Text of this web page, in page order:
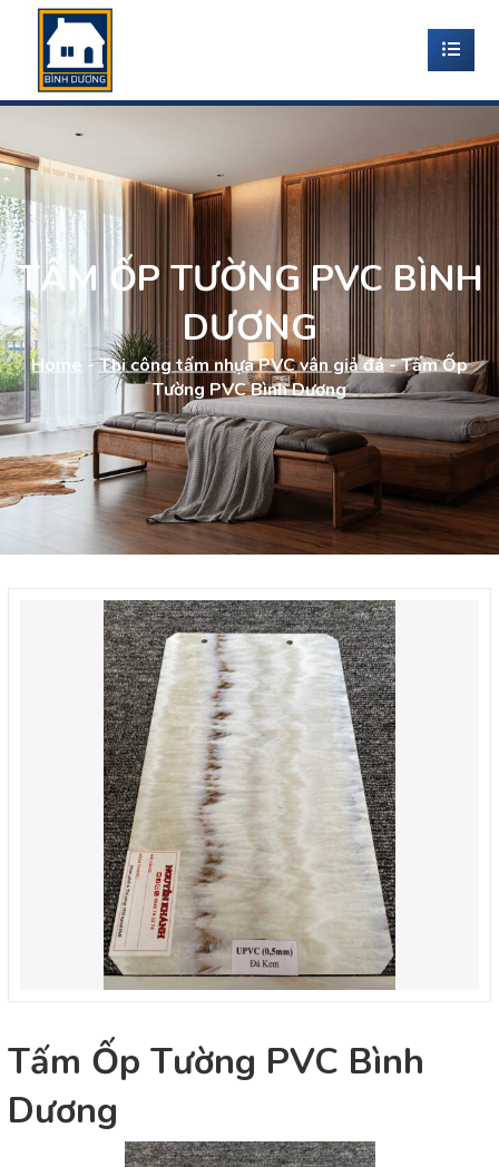
TẤM ỐP TƯỜNG PVC BÌNH
DƯƠNG
Home -Thi công tấm nhựa PVC vân giả đá-Tấm Ốp
Tường PVC Bình Dương
Tấm Ốp Tường PVC Bình
Dương